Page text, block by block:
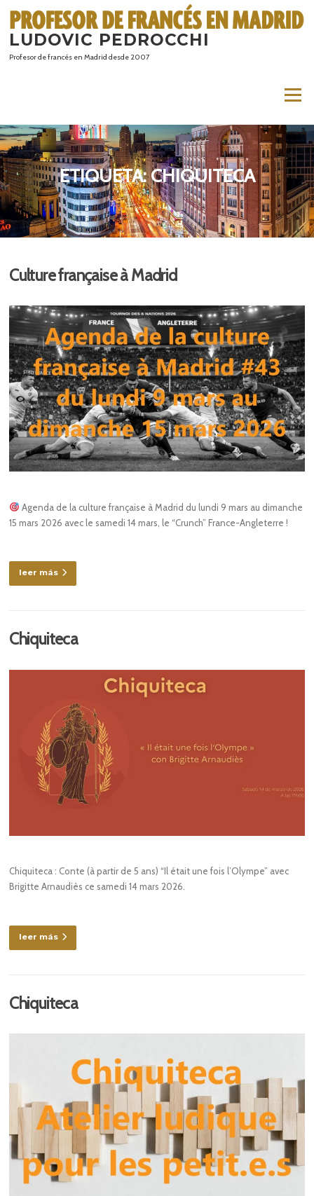
contenido
LUDOVIC PEDROCCHI
Profesor de francés en Madrid desde 2007
Menú
ETIQUETA:CHIQUITECA
Culture française à Madrid
Agenda de la culture française à Madrid du lundi 9 mars au dimanche
15 mars 2026 avec le samedi 14 mars, le “Crunch” France-Angleterre !
leer más
Chiquiteca
Chiquiteca : Conte (à partir de 5 ans) “Il était une fois l’Olympe” avec
Brigitte Arnaudiès ce samedi 14 mars 2026.
leer más
Chiquiteca